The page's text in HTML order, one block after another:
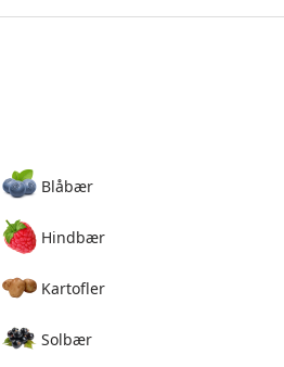
Blåbær
Hindbær
Kartofler
Solbær